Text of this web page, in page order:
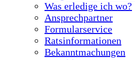
Was erledige ich wo?
Ansprechpartner
Formularservice
Ratsinformationen
Bekanntmachungen